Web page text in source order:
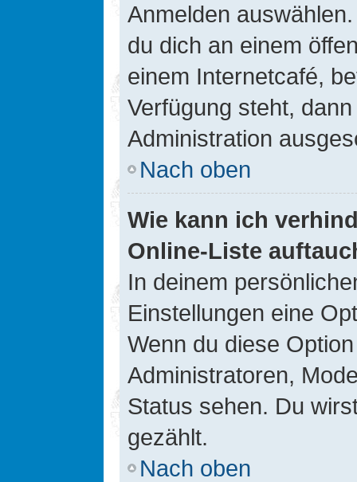
Anmelden
du dich an einem
einem Internetcafé,
Verfügung steht,
Administration
Nach oben
Wie kann ich
Online-Liste
In deinem
Einstellungen eine
Wenn du diese
Administratoren,
Status sehen. Du
gezählt.
Nach oben